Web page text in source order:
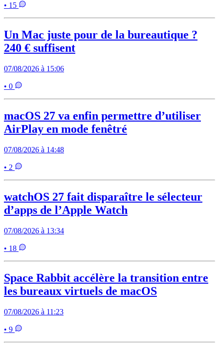
• 15
Un Mac juste pour de la bureautique ?
240 € suffisent
07/08/2026 à 15:06
• 0
macOS 27 va enfin permettre d’utiliser
AirPlay en mode fenêtré
07/08/2026 à 14:48
• 2
watchOS 27 fait disparaître le sélecteur
d’apps de l’Apple Watch
07/08/2026 à 13:34
• 18
Space Rabbit accélère la transition entre
les bureaux virtuels de macOS
07/08/2026 à 11:23
• 9